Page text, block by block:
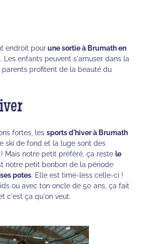
endroit pourune sortie à Brumath en
enfants peuvent s'amuser dans la
profitent de la beauté du
fortes, lessports d'hiver à Brumath
ski de fond et la luge sont des
Mais notre petit préféré, ça restele
notre petit bonbon de la période
potes. Elle est time-less celle-ci !
ou avec ton oncle de 50 ans, ça fait
c'est ça qu'on veut.